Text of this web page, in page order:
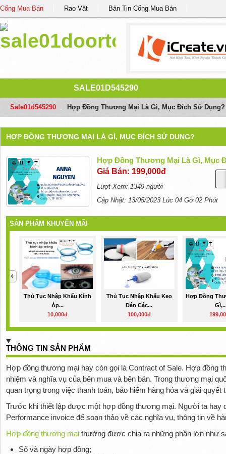
Cổng Mua Bán Rao Vặt Bản Tin Cổng Mua Bán
SALE01D545290
Sale01d545290 Hợp Đồng Thương Mại Là Gì, Mục Đích Sử Dụng?
HỢP ĐỒNG THƯƠNG MẠI LÀ GÌ, MỤC ĐÍCH SỬ DỤNG?
Hợp Đồng Thương Mại Là Gì, Mục
Giá Bán: 199,000đ
Lượt Xem: 1349 người
Cập Nhật: 13/05/2023 Lúc 04 Gờ 02 Phút
SẢN PHẨM KHUYẾN MÃI
Thủ Tục Nhập Khẩu Kính
Áp...
10,000đ
Thủ Tục Nhập Khẩu Keo
Dán Các...
100,000đ
Hợp Đồng
THÔNG TIN SẢN PHẨM
Hợp đồng thương mại hay còn gọi là Contract of Sale. Hợp đồng
nhiệm và nghĩa vụ của bên mua và bên bán. Trong thương mại
quan trọng trong việc thanh toán, bảo hiểm hàng hóa và giải quyết
Trước khi thiết lập được một hợp đồng thương mại. Người ta hay
Performance invoice để soạn thảo về các nghĩa vụ, thông tin về
Hợp đồng thương mạithường được chia ra những phần lớn như
Số và ngày hợp đồng;